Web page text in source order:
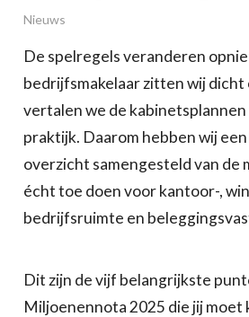
Nieuws
De spelregels veranderen
bedrijfsmakelaar zitten wij dicht
vertalen we de
praktijk. Daarom hebben wij
overzicht samengesteld van de
écht toe doen voor kantoor-,
bedrijfsruimte en
Dit zijn de vijf belangrijkste
Miljoenennota 2025 die jij moet